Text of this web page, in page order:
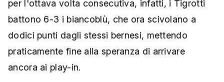
per l'ottava volta consecutiva, infatti, i Tigrotti
battono 6-3 i biancoblù, che ora scivolano a
dodici punti dagli stessi bernesi, mettendo
praticamente fine alla speranza di arrivare
ancora ai play-in.